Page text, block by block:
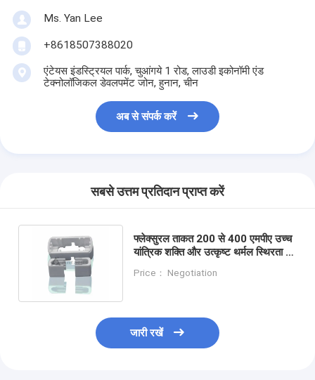
Ms. Yan Lee
+8618507388020
एंटेयस इंडस्ट्रियल पार्क, चुआंगये 1 रोड, लाउडी इकोनॉमी एंड
टेक्नोलॉजिकल डेवलपमेंट जोन, हुनान, चीन
अब से संपर्क करें
सबसे उत्तम प्रतिदान प्राप्त करें
फ्लेक्सुरल ताकत 200 से 400 एमपीए उच्च
यांत्रिक शक्ति और उत्कृष्ट थर्मल स्थिरता के
Price： Negotiation
जारी रखें